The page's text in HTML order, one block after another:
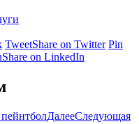
TweetShare on Twitter Pin
Share on LinkedIn
ДалееСледующая